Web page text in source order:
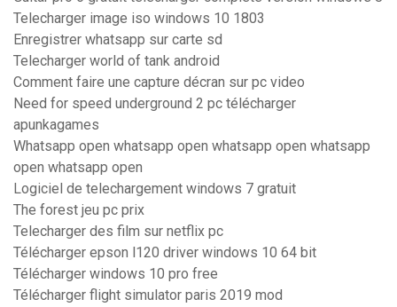
Telecharger image iso windows 10 1803
Enregistrer whatsapp sur carte sd
Telecharger world of tank android
Comment faire une capture décran sur pc video
Need for speed underground 2 pc télécharger
apunkagames
Whatsapp open whatsapp open whatsapp open whatsapp
open whatsapp open
Logiciel de telechargement windows 7 gratuit
The forest jeu pc prix
Telecharger des film sur netflix pc
Télécharger epson l120 driver windows 10 64 bit
Télécharger windows 10 pro free
Télécharger flight simulator paris 2019 mod